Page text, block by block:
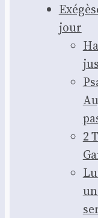
jour
2